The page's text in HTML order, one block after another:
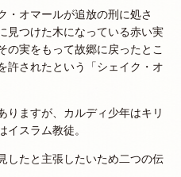
・オマールが追放の刑に処さ
見つけた木になっている赤い実
の実をもって故郷に戻ったとこ
許されたという「シェイク・オ
りますが、カルディ少年はキリ
イスラム教徒。
したと主張したいため二つの伝